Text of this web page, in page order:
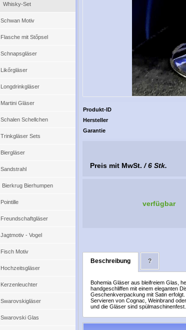
Whisky-Set
Schwan Motiv
Flasche mit Stőpsel
Schnapsgläser
Likőrgläser
Longdrinkgläser
Martini Gläser
Schalen Schellchen
Trinkgläser Sets
Biergläser
Sandstrahl
Bierkrug Bierhumpen
Pointille
Freundschaftgläser
Jagtmotiv - Vogel
Fisch Motiv
Hochzeitsgläser
Kerzenleuchter
Swarovskigläser
Swarovski Glas
Produkt-ID
Hersteller
Garantie
Preis mit MwSt. / 6 Stk.
verfügbar
Beschreibung ?
Bohemia Gläser aus bleifreiem Glas,
handgeschliffen mit einem eleganten
Geschenkverpackung mit Satin
Servieren von Cognac, Weinbrand
und die Gläser sind spülmaschinenfest.